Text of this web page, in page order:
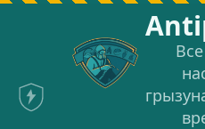
Перейти